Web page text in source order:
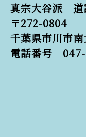
真宗大谷派 道
〒272-0804
千葉県市川市
電話番号